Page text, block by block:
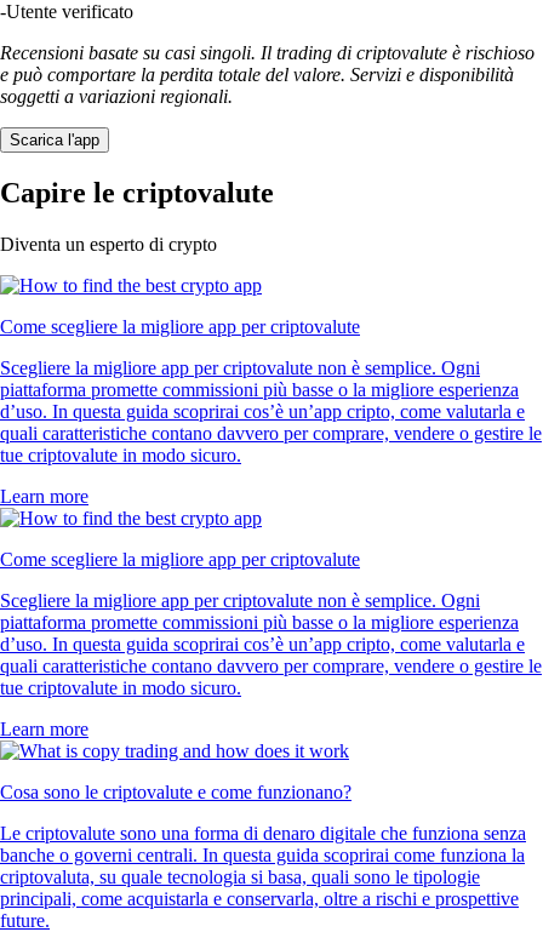
-Utente verificato
Recensioni basate su casi singoli. Il trading di criptovalute è rischioso
e può comportare la perdita totale del valore. Servizi e disponibilità
soggetti a variazioni regionali.
Scarica l'app
Capire le criptovalute
Diventa un esperto di crypto
Come scegliere la migliore app per criptovalute
Scegliere la migliore app per criptovalute non è semplice. Ogni
piattaforma promette commissioni più basse o la migliore esperienza
d’uso. In questa guida scoprirai cos’è un’app cripto, come valutarla e
quali caratteristiche contano davvero per comprare, vendere o gestire le
tue criptovalute in modo sicuro.
Learn more
Come scegliere la migliore app per criptovalute
Scegliere la migliore app per criptovalute non è semplice. Ogni
piattaforma promette commissioni più basse o la migliore esperienza
d’uso. In questa guida scoprirai cos’è un’app cripto, come valutarla e
quali caratteristiche contano davvero per comprare, vendere o gestire le
tue criptovalute in modo sicuro.
Learn more
Cosa sono le criptovalute e come funzionano?
Le criptovalute sono una forma di denaro digitale che funziona senza
banche o governi centrali. In questa guida scoprirai come funziona la
criptovaluta, su quale tecnologia si basa, quali sono le tipologie
principali, come acquistarla e conservarla, oltre a rischi e prospettive
future.